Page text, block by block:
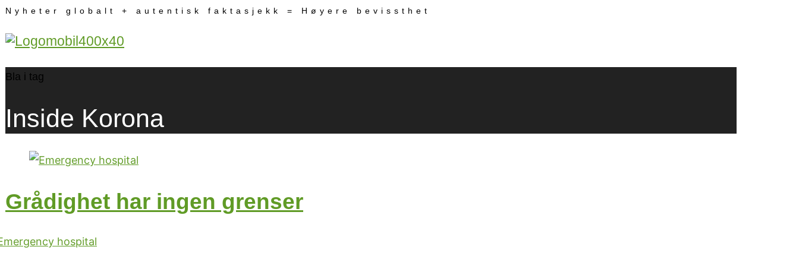
Nyheter globalt + autentisk faktasjekk = Høyere bevissthet
Bla i tag
Inside Korona
Grådighet har ingen grenser